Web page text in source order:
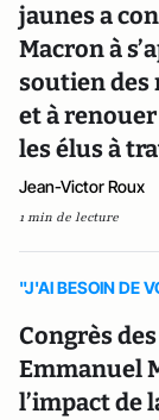
jaunes a
Macron à
soutien des
et à
les élus à
Jean-Victor Roux
1 min de lecture
"J'AI BESOIN DE
Congrès
Emmanuel
l’impact de